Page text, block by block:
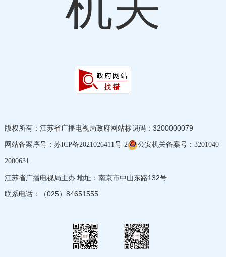
版权所有：江苏省广播电视局政府网站标识码：3200000079
网站备案序号： 苏ICP备2021026411号-2 公安机关备案号： 3201040
2000631
江苏省广播电视局主办 地址：南京市中山东路132号
联系电话：（025）84651555